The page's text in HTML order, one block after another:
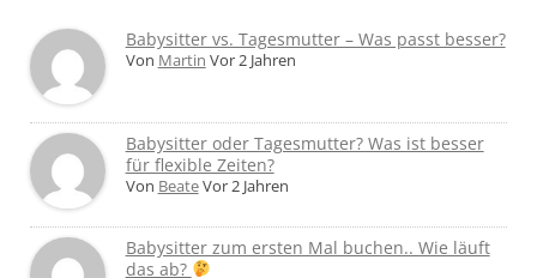
Babysitter vs. Tagesmutter – Was passt besser?
Von Martin Vor 2 Jahren
Babysitter oder Tagesmutter? Was ist besser
für flexible Zeiten?
Von BeateVor 2 Jahren
Babysitter zum ersten Mal buchen.. Wie läuft
das ab?